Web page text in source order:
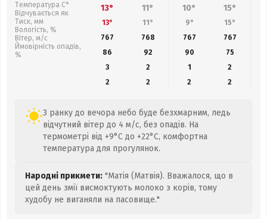
Температура С°
Відчувається як
Тиск, мм
Вологість, %
Вітер, м/с
Ймовірність опадів,
%
13° 11° 10° 15°
13° 11° 9° 15°
767
768 767 767
86
92 90 75
3
2 1
2
2
2 2 2
З ранку до вечора небо буде безхмарним, ледь
відчутний вітер до 4 м/с, без опадів. На
термометрі від +9°C до +22°C, комфортна
температура для прогулянок.
Народні прикмети: "Матія (Матвія). Вважалося, що в
цей день змії висмоктують молоко з корів, тому
худобу не виганяли на пасовище."